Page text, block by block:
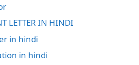
LETTER IN HINDI
in hindi
in hindi